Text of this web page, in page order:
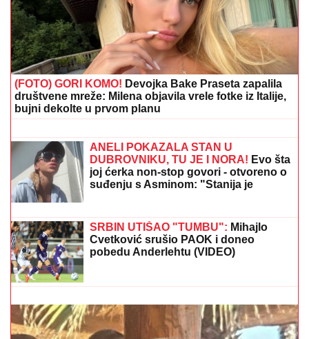
Đedović Handanović: Rudari čuvaju energetsku
sigurnost Srbije
LUKASOVA NAJMLAĐA ĆERKA
VIKTORIJA JE BAŠ PORASLA!Sa
sestrom Sofijom uživa na moru:
Ponosna mama Sonja pokazala fotke,
puno joj srce
CECU NIKO NIJE PREPOZNAO NA
AERODROMULeti iz Malage za
Beograd: Kačket na glavi, atlet majica i
naočare (FOTO)